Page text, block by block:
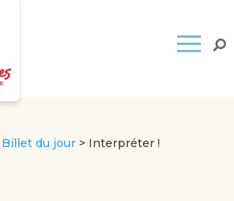
Billet du jour > Interpréter !